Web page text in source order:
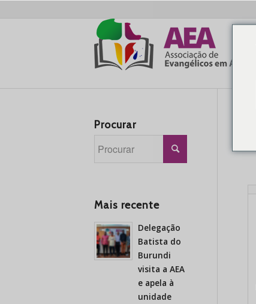
Procurar
Mais recente
Delegação
Batista do
Burundi
visita a AEA
e apela à
unidade